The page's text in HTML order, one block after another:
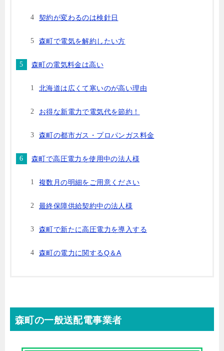
契約が変わるのは検針日
森町で電気を解約したい方
森町の電気料金は高い
北海道は広くて寒いのが高い理由
お得な新電力で電気代を節約！
森町の都市ガス・プロパンガス料金
森町で高圧電力を使用中の法人様
複数月の明細をご用意ください
最終保障供給契約中の法人様
森町で新たに高圧電力を導入する
森町の電力に関するQ＆A
森町の一般送配電事業者